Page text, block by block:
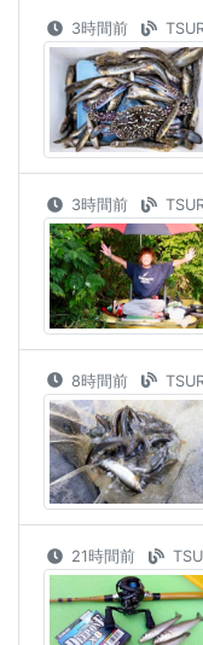
3時間前
3時間前
8時間前
21時間前